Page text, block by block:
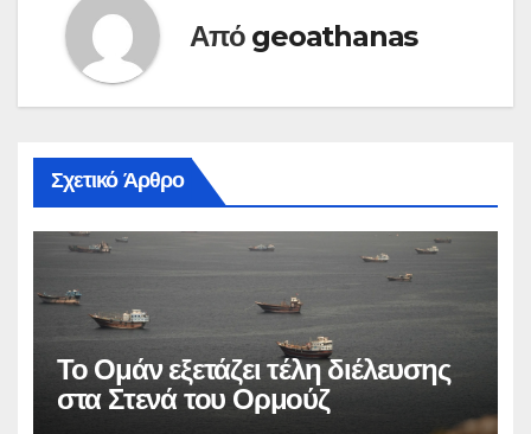
Από geoathanas
Σχετικό Άρθρο
Το Ομάν εξετάζει τέλη διέλευσης
στα Στενά του Ορμούζ